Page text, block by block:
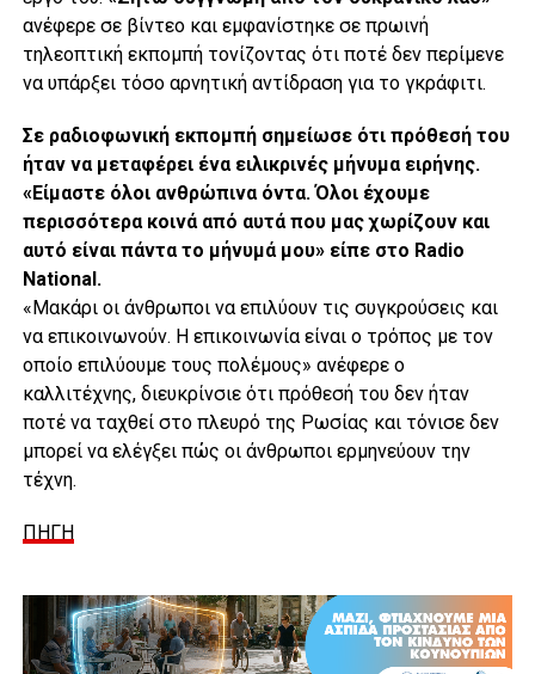
ανέφερε σε βίντεο και εμφανίστηκε σε πρωινή
τηλεοπτική εκπομπή τονίζοντας ότι ποτέ δεν περίμενε
να υπάρξει τόσο αρνητική αντίδραση για το γκράφιτι.
Σε ραδιοφωνική εκπομπή σημείωσε ότι πρόθεσή του
ήταν να μεταφέρει ένα ειλικρινές μήνυμα ειρήνης.
«Είμαστε όλοι ανθρώπινα όντα. Όλοι έχουμε
περισσότερα κοινά από αυτά που μας χωρίζουν και
αυτό είναι πάντα το μήνυμά μου» είπε στο Radio
National.
«Μακάρι οι άνθρωποι να επιλύουν τις συγκρούσεις και
να επικοινωνούν. Η επικοινωνία είναι ο τρόπος με τον
οποίο επιλύουμε τους πολέμους» ανέφερε ο
καλλιτέχνης, διευκρίνσιε ότι πρόθεσή του δεν ήταν
ποτέ να ταχθεί στο πλευρό της Ρωσίας και τόνισε δεν
μπορεί να ελέγξει πώς οι άνθρωποι ερμηνεύουν την
τέχνη.
ΠΗΓΗ